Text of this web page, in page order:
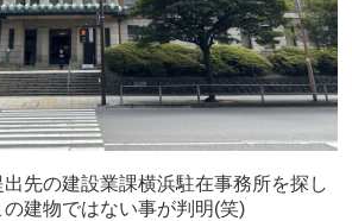
先の建設業課横浜駐在事務所を探し
建物ではない事が判明(笑)